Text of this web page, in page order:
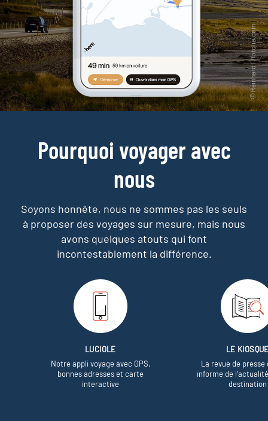
Pourquoi voyager avec
nous
Soyons honnête, nous ne sommes pas les seuls
à proposer des voyages sur mesure, mais nous
avons quelques atouts qui font
incontestablement la différence.
LUCIOLE
Notre appli voyage avec GPS,
bonnes adresses et carte
interactive
LE
La revue de presse
informe de
destination